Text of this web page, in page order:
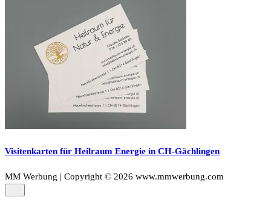
Visitenkarten für Heilraum Energie in CH-Gächlingen
MM Werbung | Copyright © 2026 www.mmwerbung.com